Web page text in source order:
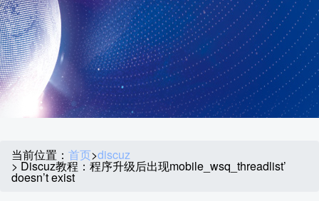
当前位置： 首页>discuz
> Discuz教程：程序升级后出现mobile_wsq_threadlist’
doesn’t exist